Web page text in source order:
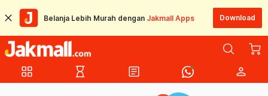
Belanja Lebih Murah dengan Jakmall Apps Download
grid_view hourglass_empty article person